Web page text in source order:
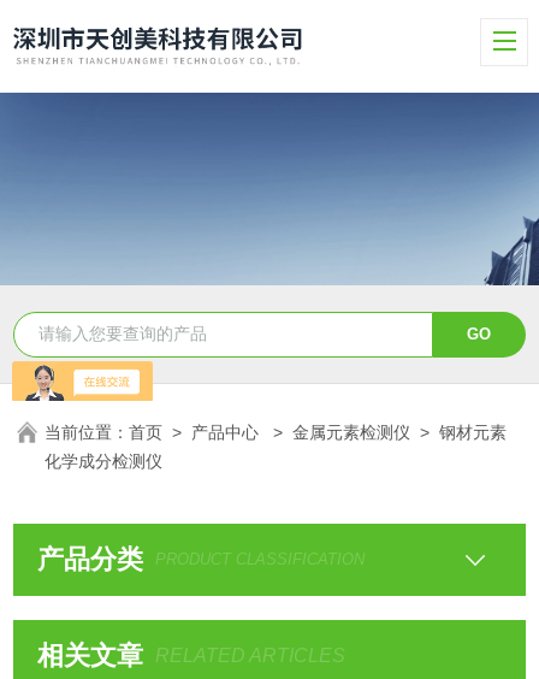
当前位置：首页 > 产品中心 >金属元素检测仪 >钢材元素
化学成分检测仪
产品分类 PRODUCT CLASSIFICATION
相关文章 RELATED ARTICLES